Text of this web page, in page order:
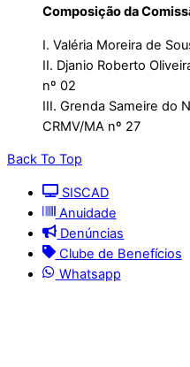
Composição da
I. Valéria Moreira de
II. Djanio Roberto
nº 02
III. Grenda Sameire do
CRMV/MA nº 27
Back To Top
SISCAD
Anuidade
Denúncias
Clube de Benefícios
Whatsapp